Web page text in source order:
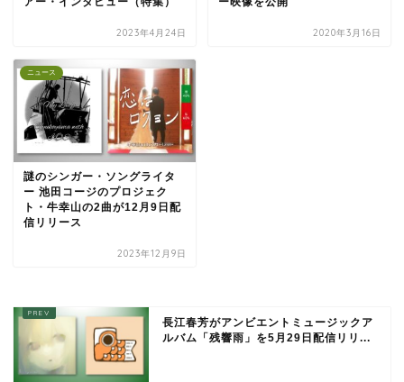
2023年4月24日 2020年3月16日
ニュース
謎のシンガー・ソングライタ
ー 池田コージのプロジェク
ト・牛幸山の2曲が12月9日配
信リリース
2023年12月9日
長江春芳がアンビエントミュージックア
ルバム「残響雨」を5月29日配信リリ...